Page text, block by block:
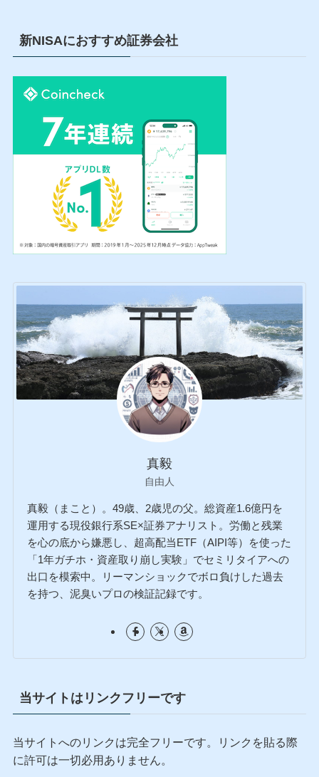
新NISAにおすすめ証券会社
真毅
自由人
真毅（まこと）。49歳、2歳児の父。総資産1.6億円を
運用する現役銀行系SE×証券アナリスト。労働と残業
を心の底から嫌悪し、超高配当ETF（AIPI等）を使った
「1年ガチホ・資産取り崩し実験」でセミリタイアへの
出口を模索中。リーマンショックでボロ負けした過去
を持つ、泥臭いプロの検証記録です。
当サイトはリンクフリーです
当サイトへのリンクは完全フリーです。リンクを貼る際
に許可は一切必用ありません。